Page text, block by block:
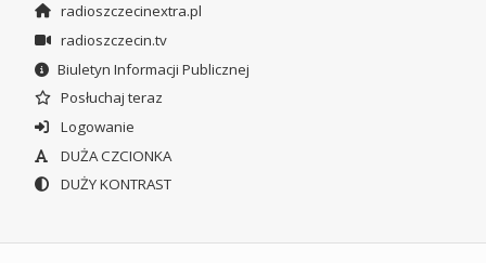
radioszczecinextra.pl
radioszczecin.tv
Biuletyn Informacji Publicznej
Posłuchaj teraz
Logowanie
DUŻA CZCIONKA
DUŻY KONTRAST